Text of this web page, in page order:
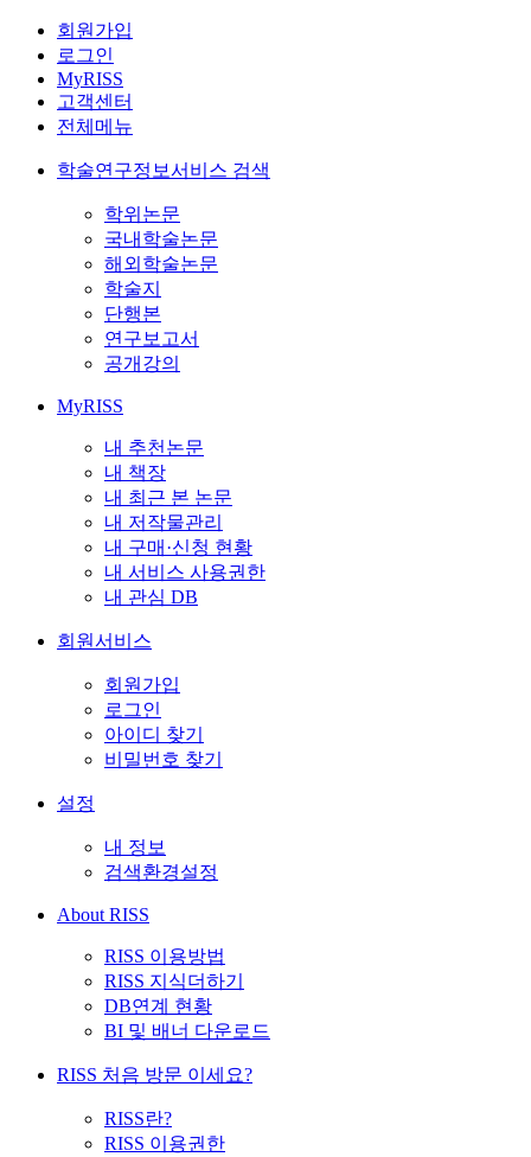
회원가입
로그인
MyRISS
고객센터
전체메뉴
학술연구정보서비스 검색
학위논문
국내학술논문
해외학술논문
학술지
단행본
연구보고서
공개강의
MyRISS
내 추천논문
내 책장
내 최근 본 논문
내 저작물관리
내 구매·신청 현황
내 서비스 사용권한
내 관심 DB
회원서비스
회원가입
로그인
아이디 찾기
비밀번호 찾기
설정
내 정보
검색환경설정
About RISS
RISS 이용방법
RISS 지식더하기
DB연계 현황
BI 및 배너 다운로드
RISS 처음 방문 이세요?
RISS란?
RISS 이용권한